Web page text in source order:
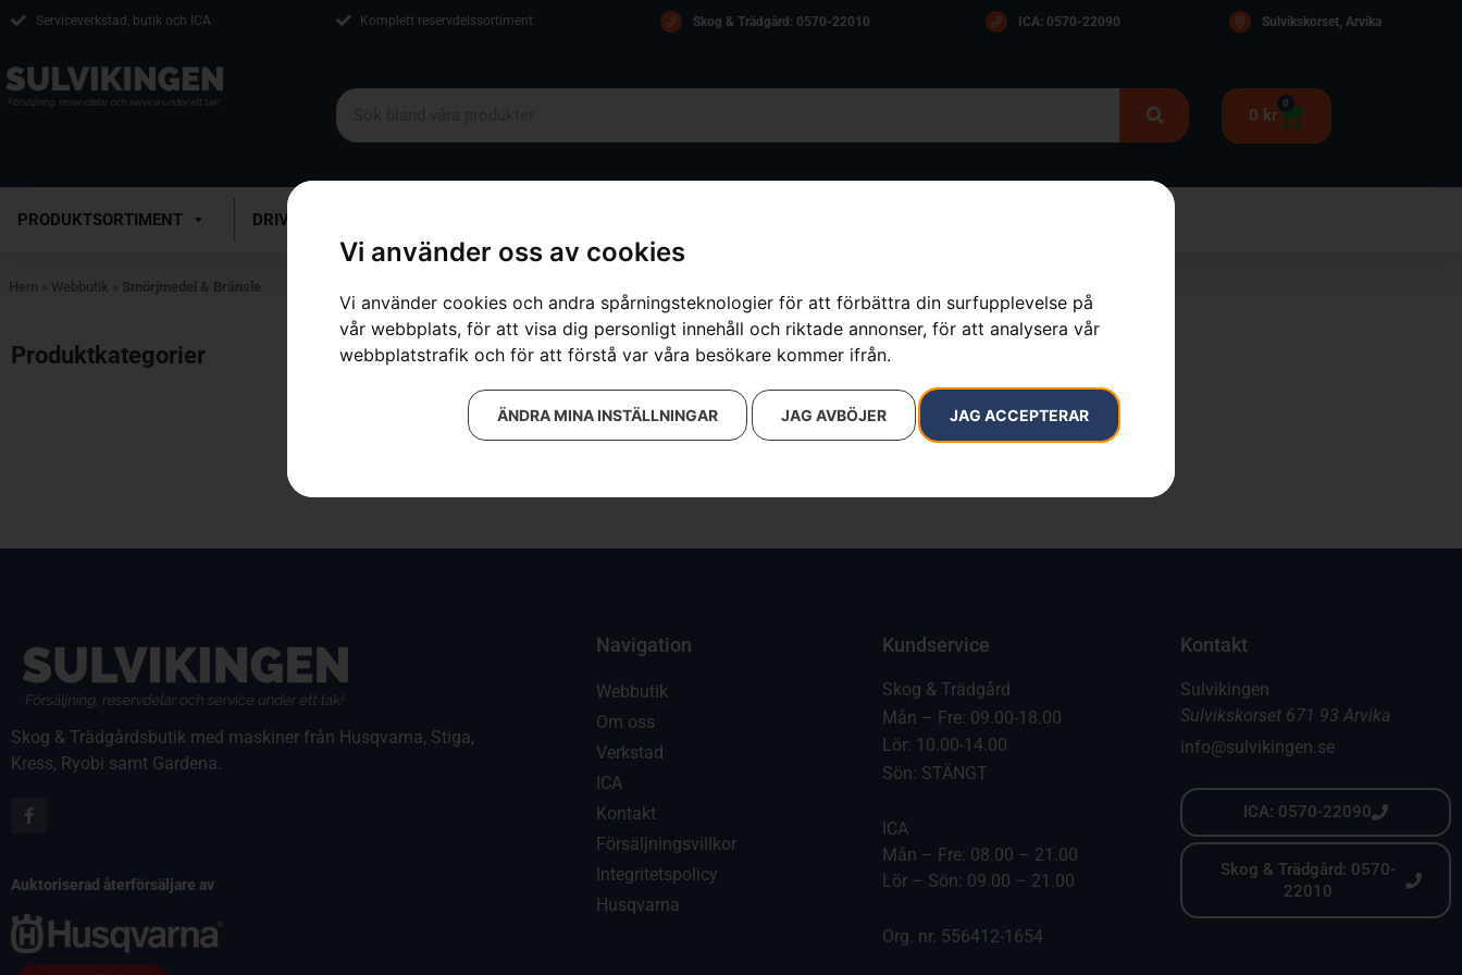
Vi använder oss av cookies
Vi använder cookies och andra spårningsteknologier för att förbättra din surfupplevelse på
vår webbplats, för att visa dig personligt innehåll och riktade annonser, för att analysera vår
webbplatstrafik och för att förstå var våra besökare kommer ifrån.
JAG ACCEPTERAR
JAG AVBÖJER
ÄNDRA MINA INSTÄLLNINGAR
Serviceverkstad, butik och ICA Komplett reservdelssortiment Skog & Trädgård: 0570-22010 ICA: 0570-22090 Sulvikskorset, Arvika
0 kr
0
PRODUKTSORTIMENT DRIVMEDEL
Hem » Webbutik » Smörjmedel & Bränsle
Produktkategorier​ Inga resultat.
Skog & Trädgårdsbutik med maskiner från Husqvarna, Stiga,
Kress, Ryobi samt Gardena.
Auktoriserad återförsäljare av
Navigation
Webbutik
Om oss
Verkstad
ICA
Kontakt
Försäljningsvillkor
Integritetspolicy
Husqvarna
Kundservice
Skog & Trädgård
Mån – Fre: 09.00-18.00
Lör: 10.00-14.00
Sön: STÄNGT
ICA
Mån – Fre: 08.00 – 21.00
Lör – Sön: 09.00 – 21.00
Org. nr. 556412-1654
Kontakt
Sulvikingen
Sulvikskorset 671 93 Arvika
info@sulvikingen.se
ICA: 0570-22090
Skog & Trädgård: 0570-
22010